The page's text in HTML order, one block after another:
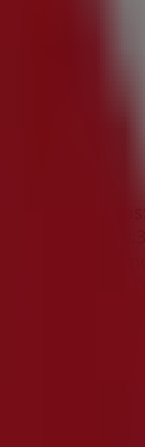
10:00 -
en esta
en Calle